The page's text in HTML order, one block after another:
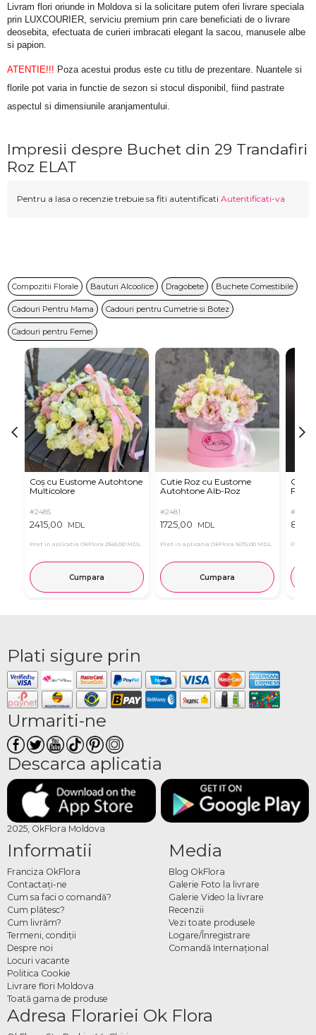
Livram flori oriunde in Moldova si la solicitare putem oferi livrare speciala
prin LUXCOURIER, serviciu premium prin care beneficiati de o livrare
deosebita, efectuata de curieri imbracati elegant la sacou, manusele albe
si papion.
ATENTIE!!! Poza acestui produs este cu titlu de prezentare. Nuantele si
florile pot varia in functie de sezon si stocul disponibil, fiind pastrate
aspectul si dimensiunile aranjamentului.
Impresii despre Buchet din 29 Trandafiri
Roz ELAT
Pentru a lasa o recenzie trebuie sa fiti autentificati Autentificati-va
Compozitii Florale Bauturi Alcoolice Dragobete Buchete Comestibile
Cadouri Pentru Mama Cadouri pentru Cumetrie si Botez
Cadouri pentru Femei
Coș cu Eustome Autohtone
Multicolore
#2485
2415,00 MDL
Pret in aplicatia OkFlora 2345,00 MDL
Cumpara
Cutie Roz cu Eustome
Autohtone Alb-Roz
#2481
1725,00 MDL
Pret in aplicatia OkFlora 1675,00 MDL
Cumpara
Cutie
#2854
Pret in
Plati sigure prin
Urmariti-ne
Descarca aplicatia
2025, OkFlora Moldova
Informatii
Franciza OkFlora
Contactaţi-ne
Cum sa faci o comandă?
Cum plătesc?
Cum livrăm?
Termeni, condiţii
Despre noi
Locuri vacante
Politica Cookie
Livrare flori Moldova
Toată gama de produse
Media
Blog OkFlora
Galerie Foto la livrare
Galerie Video la livrare
Recenzii
Vezi toate produsele
Logare/Înregistrare
Comandă Internațional
Adresa Florariei Ok Flora